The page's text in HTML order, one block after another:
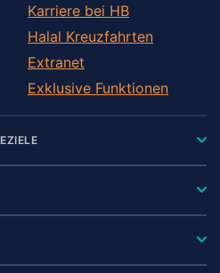
Karriere bei HB
Halal Kreuzfahrten
Extranet
Exklusive Funktionen